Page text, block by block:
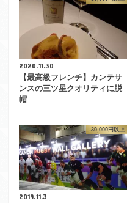
2020.11.30
【最高級フレンチ】カンテサ
ンスの三ツ星クオリティに脱
帽
30,000円以上
2019.11.3